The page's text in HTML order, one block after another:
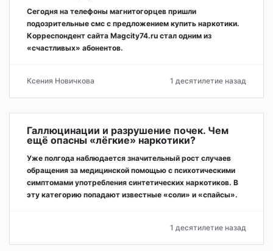
Сегодня на телефоны магнитогорцев пришли
подозрительные смс с предложением купить наркотики.
Корреспондент сайта Magcity74.ru стал одним из
«счастливых» абонентов.
Ксения Новичкова 1 десятилетие назад
Галлюцинации и разрушение почек. Чем
ещё опасны «лёгкие» наркотики?
Уже полгода наблюдается значительный рост случаев
обращения за медицинской помощью с психотическими
симптомами употребления синтетических наркотиков. В
эту категорию попадают известные «соли» и «спайсы».
1 десятилетие назад